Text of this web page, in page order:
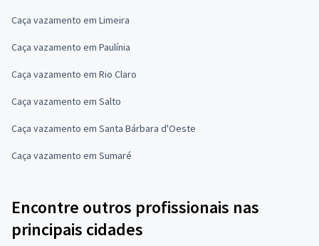
Caça vazamento em Limeira
Caça vazamento em Paulínia
Caça vazamento em Rio Claro
Caça vazamento em Salto
Caça vazamento em Santa Bárbara d'Oeste
Caça vazamento em Sumaré
Encontre outros profissionais nas
principais cidades